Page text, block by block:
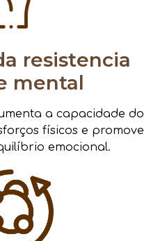
resistencia
mental
a capacidade do
físicos e promove
emocional.